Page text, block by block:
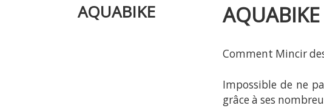
AQUABIKE AQUABIKE
Comment Mincir
Impossible de ne
grâce à ses